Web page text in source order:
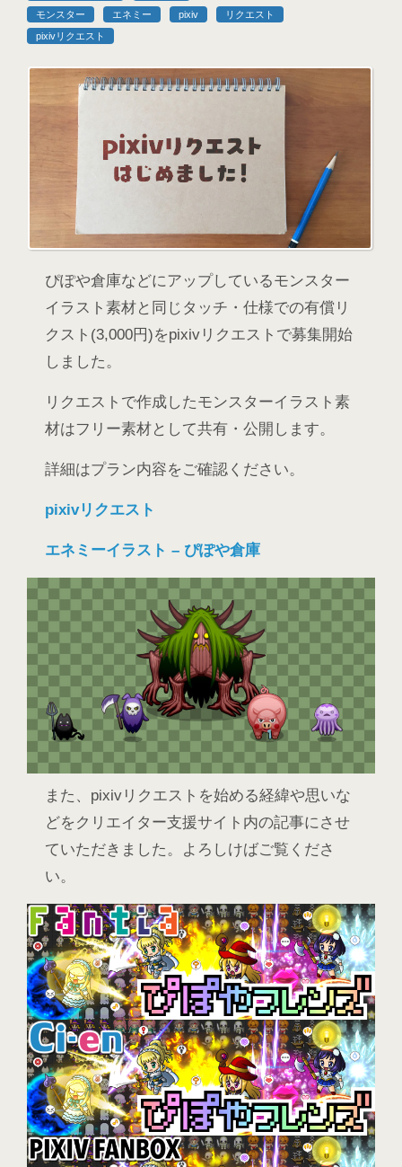
モンスター
エネミー pixiv
リクエスト
pixivリクエスト
ぴぽや倉庫などにアップしているモンスター
イラスト素材と同じタッチ・仕様での有償リ
クスト(3,000円)をpixivリクエストで募集開始
しました。
リクエストで作成したモンスターイラスト素
材はフリー素材として共有・公開します。
詳細はプラン内容をご確認ください。
pixivリクエスト
エネミーイラスト – ぴぽや倉庫
また、pixivリクエストを始める経緯や思いな
どをクリエイター支援サイト内の記事にさせ
ていただきました。よろしけばご覧くださ
い。